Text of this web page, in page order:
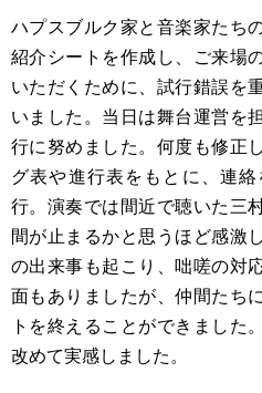
ハプスブルク家と音楽家たち
紹介シートを作成し、ご来場
いただくために、試行錯誤を
いました。当日は舞台運営を
行に努めました。何度も修正
グ表や進行表をもとに、連
行。演奏では間近で聴いた三
間が止まるかと思うほど感激
の出来事も起こり、咄嗟の対
面もありましたが、仲間たち
トを終えることができました
改めて実感しました。